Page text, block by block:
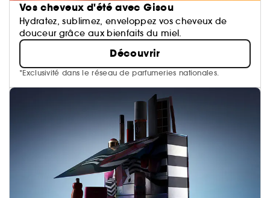
Vos cheveux d'été avec Gisou
Hydratez, sublimez, enveloppez vos cheveux de
douceur grâce aux bienfaits du miel.
Découvrir
*Exclusivité dans le réseau de parfumeries nationales.